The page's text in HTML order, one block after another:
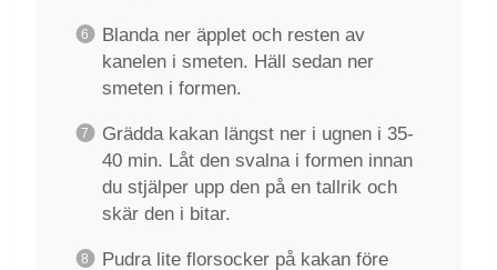
Blanda ner äpplet och resten av
kanelen i smeten. Häll sedan ner
smeten i formen.
Grädda kakan längst ner i ugnen i 35-
40 min. Låt den svalna i formen innan
du stjälper upp den på en tallrik och
skär den i bitar.
Pudra lite florsocker på kakan före